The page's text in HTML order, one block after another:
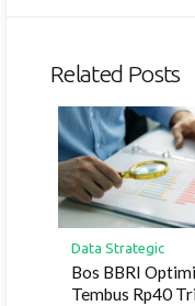
Related Posts
Data Strategic
Bos BBRI
Tembus Rp40